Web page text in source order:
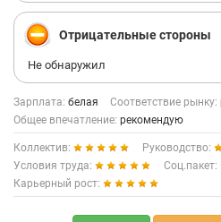
Отрицательные стороны
Не обнаружил
Зарплата: белая Соответствие рынку:
Общее впечатление: рекомендую
Коллектив:
Руководство:
Условия труда:
Соц.пакет:
Карьерный рост: